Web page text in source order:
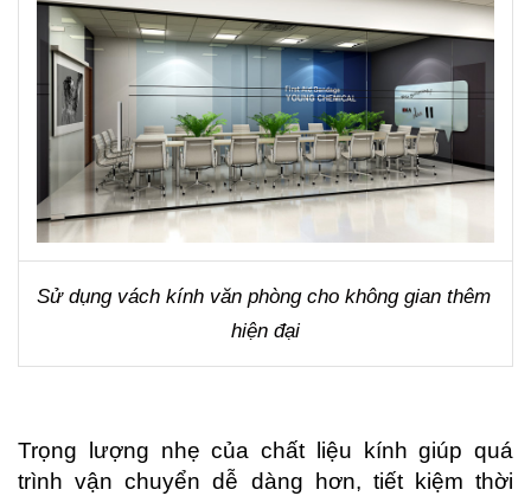
Sử dụng vách kính văn phòng cho không gian thêm
hiện đại
Trọng lượng nhẹ của chất liệu kính giúp quá
trình vận chuyển dễ dàng hơn, tiết kiệm thời